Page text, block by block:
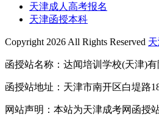
天津成人高考报名
天津函授本科
Copyright 2026 All Rights Reserved
函授站名称：达闻培训学校(天津)有
函授站地址：天津市南开区白堤路
网站声明：本站为天津成考网函授